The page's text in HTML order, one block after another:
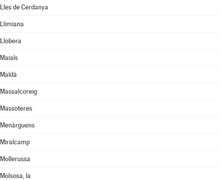
Lles de Cerdanya
Llimiana
Llobera
Maials
Maldà
Massalcoreig
Massoteres
Menàrguens
Miralcamp
Mollerussa
Molsosa, la